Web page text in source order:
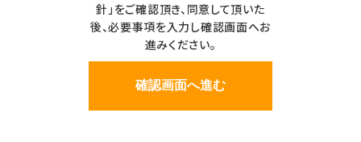
針」をご確認頂き、同意して頂いた
後、必要事項を入力し確認画面へお
進みください。